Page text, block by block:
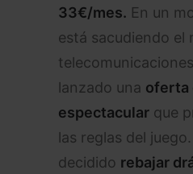
33€/mes. En un
está sacudiendo el
lanzado una oferta
espectacular que
las reglas del
decidido rebajar